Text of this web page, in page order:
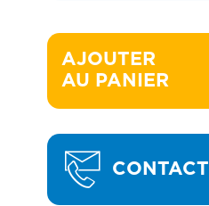
AJOUTER
AU PANIER
CONTACT